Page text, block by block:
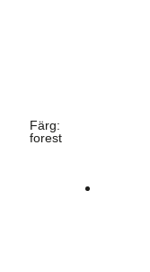
Färg:
forest